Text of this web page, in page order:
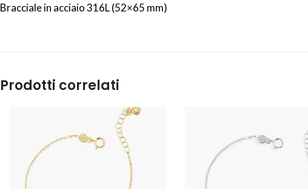
Bracciale in acciaio 316L (52×65 mm)
Prodotti correlati